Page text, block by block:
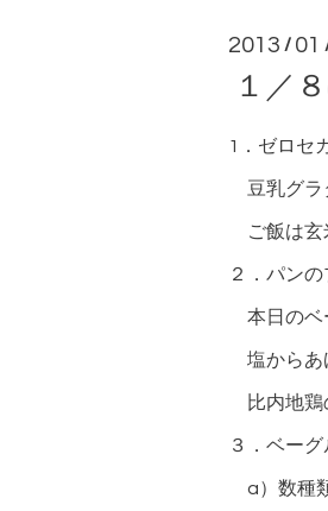
2013 / 01
１／
1．ゼロセ
豆乳グラ
ご飯は玄
２．パンの
本日のベ
塩からあ
比内地鶏
３．ベー
a）数種